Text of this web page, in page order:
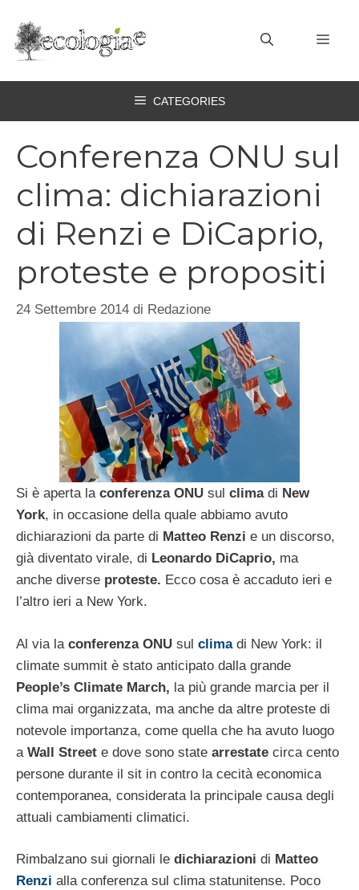
contenuto
CATEGORIES
Conferenza ONU sul
clima: dichiarazioni
di Renzi e DiCaprio,
proteste e propositi
24 Settembre 2014 di Redazione
Si è aperta laconferenza ONU sul climadi New
York, in occasione della quale abbiamo avuto
dichiarazioni da parte di Matteo Renzi e un discorso,
già diventato virale, di Leonardo DiCaprio, ma
anche diverse proteste. Ecco cosa è accaduto ieri e
l’altro ieri a New York.
Al via la conferenza ONU sul climadi New York: il
climate summit è stato anticipato dalla grande
People’s Climate March, la più grande marcia per il
clima mai organizzata, ma anche da altre proteste di
notevole importanza, come quella che ha avuto luogo
a Wall Street e dove sono state arrestate circa cento
persone durante il sit in contro la cecità economica
contemporanea, considerata la principale causa degli
attuali cambiamenti climatici.
Rimbalzano sui giornali le dichiarazioni di Matteo
Renzi alla conferenza sul clima statunitense. Poco